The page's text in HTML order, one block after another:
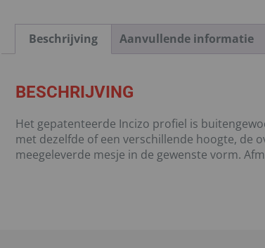
Beschrijving Aanvullende informatie
BESCHRIJVING
Het gepatenteerde Incizo profiel is
met dezelfde of een verschillende hoogte, de
meegeleverde mesje in de gewenste vorm.